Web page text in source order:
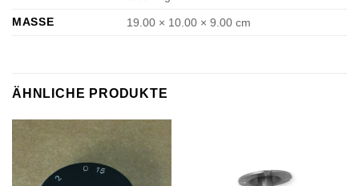
MASSE
19.00 × 10.00 × 9.00 cm
ÄHNLICHE PRODUKTE